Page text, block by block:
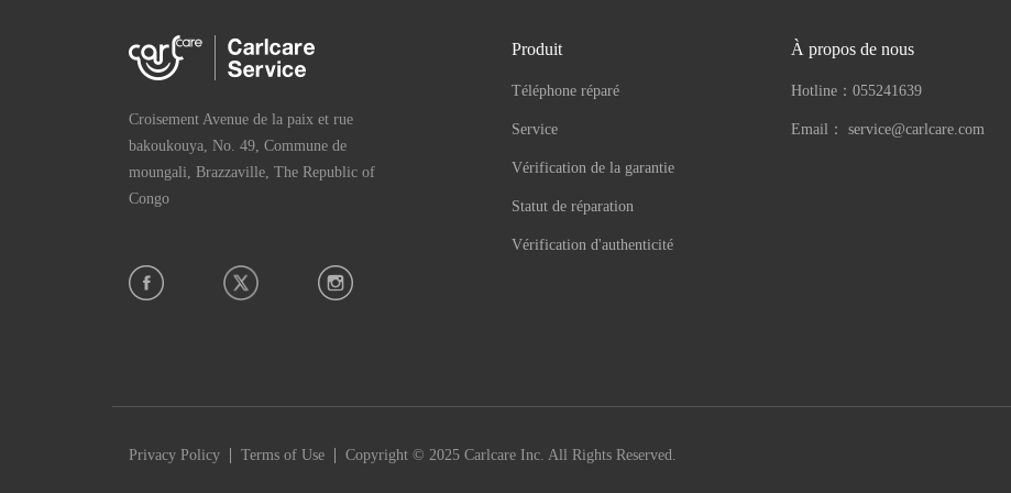
Croisement Avenue de la paix et rue
bakoukouya, No. 49, Commune de
moungali, Brazzaville, The Republic of
Congo
Produit
Téléphone réparé
Service
Vérification de la garantie
Statut de réparation
Vérification d'authenticité
À propos de nous
Hotline： 055241639
Email： service@carlcare.com
Privacy Policy | Terms of Use | Copyright © 2025 Carlcare Inc. All Rights Reserved.